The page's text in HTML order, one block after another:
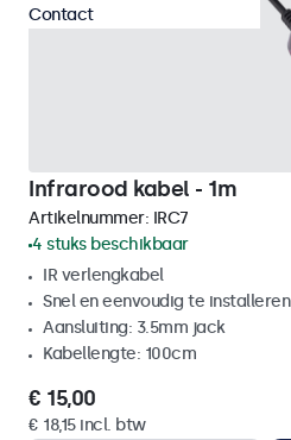
Infrarood kabel - 1m
Artikelnummer: IRC7
4 stuks beschikbaar
IR verlengkabel
Snel en eenvoudig te installeren
Aansluiting: 3.5mm jack
Kabellengte: 100cm
€ 15,00
€ 18,15 incl. btw
Contact